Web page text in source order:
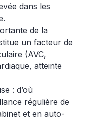
dans les
de la
un facteur de
(AVC,
atteinte
: d’où
régulière de
et en auto-